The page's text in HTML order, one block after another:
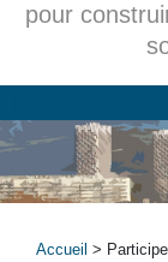
pour
Accueil >